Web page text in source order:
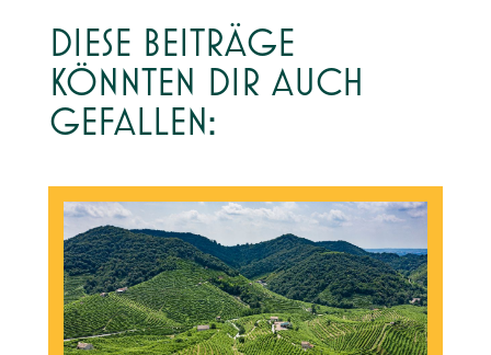
DIESE BEITRÄGE
KÖNNTEN DIR AUCH
GEFALLEN: